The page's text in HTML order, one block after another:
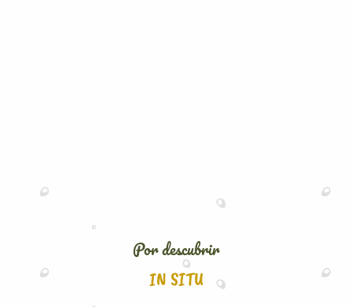
Por descubrir
IN SITU